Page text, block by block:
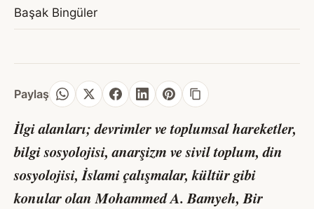
Başak Bingüler
Paylaş
İlgi alanları; devrimler ve toplumsal hareketler,
bilgi sosyolojisi, anarşizm ve sivil toplum, din
sosyolojisi, İslami çalışmalar, kültür gibi
konular olan Mohammed A. Bamyeh,Bir